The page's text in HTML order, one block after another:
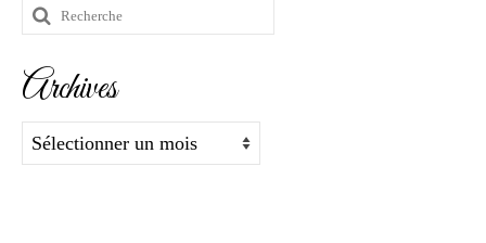
Rechercher
Archives
Archives